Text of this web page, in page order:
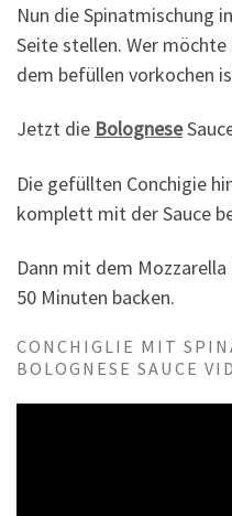
Nun die Spinatmischung
Seite stellen. Wer
dem befüllen vorkochen
Jetzt die Bolognese
Die gefüllten Conchigie
komplett mit der Sauce
Dann mit dem Mozzarella
50 Minuten backen.
CONCHIGLIE MIT
BOLOGNESE SAUCE